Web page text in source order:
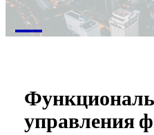
M
управления